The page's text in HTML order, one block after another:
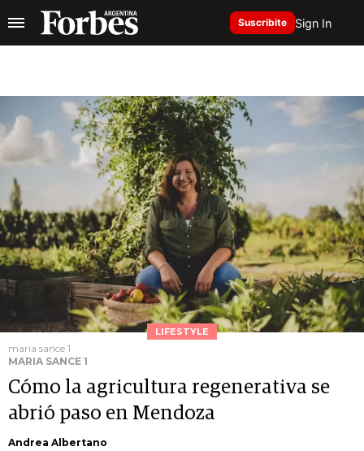
Suscribite Sign In
LIFESTYLE
maria sance 1
MARIA SANCE 1
Cómo la agricultura regenerativa se
abrió paso en Mendoza
Andrea Albertano